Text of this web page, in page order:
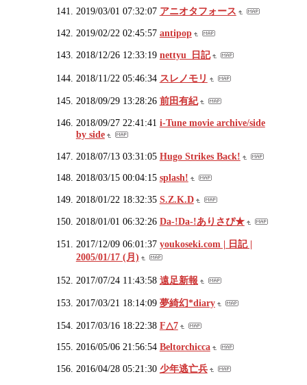
2019/03/01 07:32:07 アニオタフォース
2019/02/22 02:45:57 antipop
2018/12/26 12:33:19 nettyu_日記
2018/11/22 05:46:34 スレノモリ
2018/09/29 13:28:26 前田有紀
2018/09/27 22:41:41 i-Tune movie archive/side
by side
2018/07/13 03:31:05 Hugo Strikes Back!
2018/03/15 00:04:15 splash!
2018/01/22 18:32:35 S.Z.K.D
2018/01/01 06:32:26 Da-!Da-!ありさぴ★
2017/12/09 06:01:37 youkoseki.com | 日記 |
2005/01/17 (月)
2017/07/24 11:43:58 遠足新報
2017/03/21 18:14:09 夢綺幻*diary
2017/03/16 18:22:38 F△7
2016/05/06 21:56:54 Beltorchicca
2016/04/28 05:21:30 少年逃亡兵